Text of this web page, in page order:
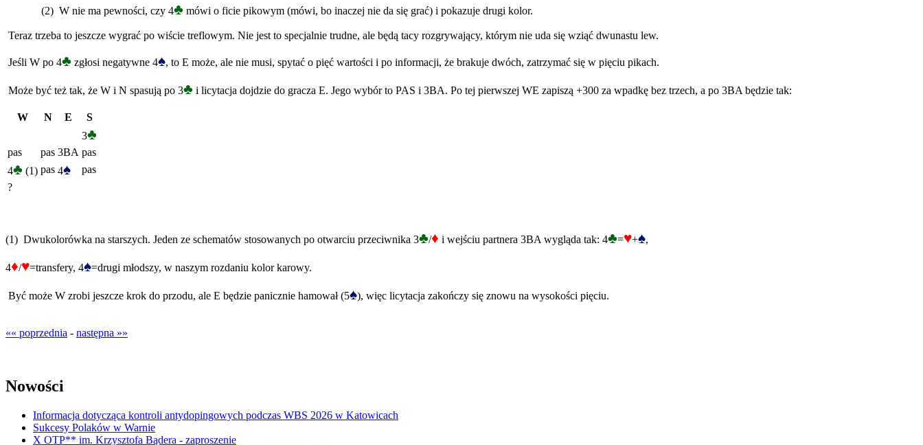
(2) W nie ma pewności, czy 4♣ mówi o ficie pikowym (mówi, bo inaczej nie da się grać) i pokazuje drugi kolor.
Teraz trzeba to jeszcze wygrać po wiście treflowym. Nie jest to specjalnie trudne, ale będą tacy rozgrywający, którym nie uda się wziąć dwunastu lew.
Jeśli W po 4♣ zgłosi negatywne 4♠, to E może, ale nie musi, spytać o pięć wartości i po informacji, że brakuje dwóch, zatrzymać się w pięciu pikach.
Może być też tak, że W i N spasują po 3♣ i licytacja dojdzie do gracza E. Jego wybór to PAS i 3BA. Po tej pierwszej WE zapiszą +300 za wpadkę bez trzech, a po 3BA będzie tak:
W N E
S
3♣
pas pas 3BA pas
4♣ (1) pas 4♠
pas
?
(1) Dwukolorówka na starszych. Jeden ze schematów stosowanych po otwarciu przeciwnika 3♣/♦ i wejściu partnera 3BA wygląda tak: 4♣=♥+♠,
4♦/♥=transfery, 4♠=drugi młodszy, w naszym rozdaniu kolor karowy.
Być może W zrobi jeszcze krok do przodu, ale E będzie panicznie hamował (5♠), więc licytacja zakończy się znowu na wysokości pięciu.
«« poprzednia - następna »»
Nowości
Informacja dotycząca kontroli antydopingowych podczas WBS 2026 w Katowicach
Sukcesy Polaków w Warnie
X OTP** im. Krzysztofa Bądera - zaproszenie